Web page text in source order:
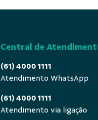
Central de
(61) 4000 1111
Atendimento WhatsApp
(61) 4000 1111
Atendimento via ligação